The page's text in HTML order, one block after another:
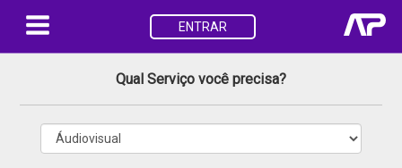
ENTRAR
Qual Serviço você precisa?